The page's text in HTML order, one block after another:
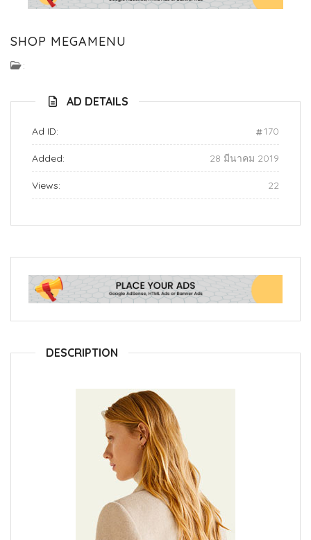
SHOP MEGAMENU
:
AD DETAILS
Ad ID: 170
Added: 28 มีนาคม 2019
Views: 22
DESCRIPTION